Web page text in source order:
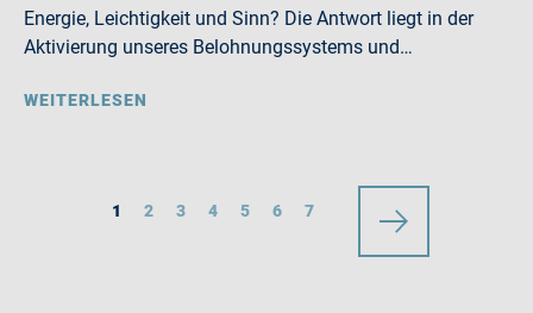
Energie, Leichtigkeit und Sinn? Die Antwort liegt in der
Aktivierung unseres Belohnungssystems und…
WEITERLESEN
1 2 3 4 5 6 7